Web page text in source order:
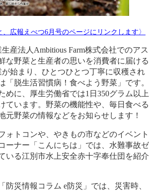
、広報えべつ6月号のページにリンクします〉
産法人Ambitious Farm株式会社でのアス
な野菜と生産者の思いを消費者に届ける
始まり、ひとつひとつ丁寧に収穫され
「脱生活習慣病！食べよう野菜」です。
めに、厚生労働省では1日350グラム以上
ています。野菜の機能性や、毎日食べる
元野菜の情報などをお知らせします！
トコンや、やきもの市などのイベント
ーナー「こんにちは」では、水難事故ゼ
いる江別市水上安全赤十字奉仕団を紹介
災情報コラム e防災」では、災害時、